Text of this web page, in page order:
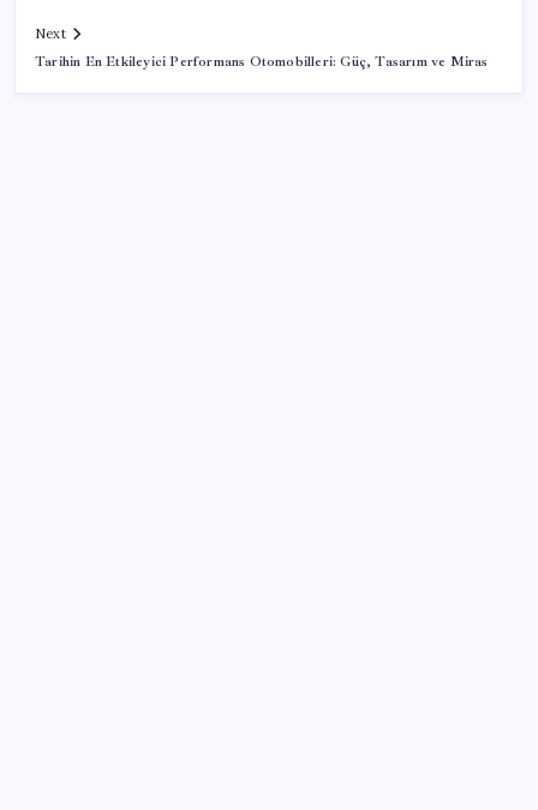
Next
Tarihin En Etkileyici Performans Otomobilleri: Güç, Tasarım ve Miras